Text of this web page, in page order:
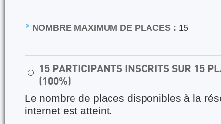
NOMBRE MAXIMUM DE PLACES : 15
⚪
15 PARTICIPANTS INSCRITS SUR 15
(100%)
Le nombre de places disponibles à la
internet est atteint.